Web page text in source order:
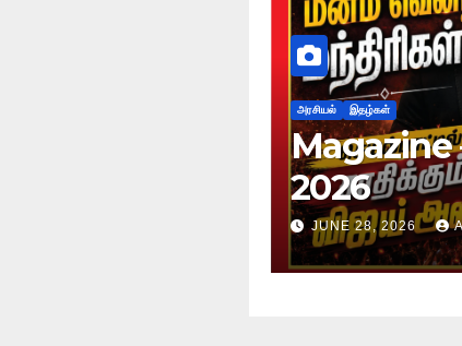
அரசியல் இதழ்கள்
Magazine
2026
JUNE 28, 2026